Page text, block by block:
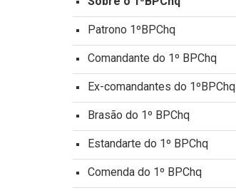
Patrono 1ºBPChq
Comandante do 1º BPChq
Ex-comandantes do 1ºBPChq
Brasão do 1º BPChq
Estandarte do 1º BPChq
Comenda do 1º BPChq